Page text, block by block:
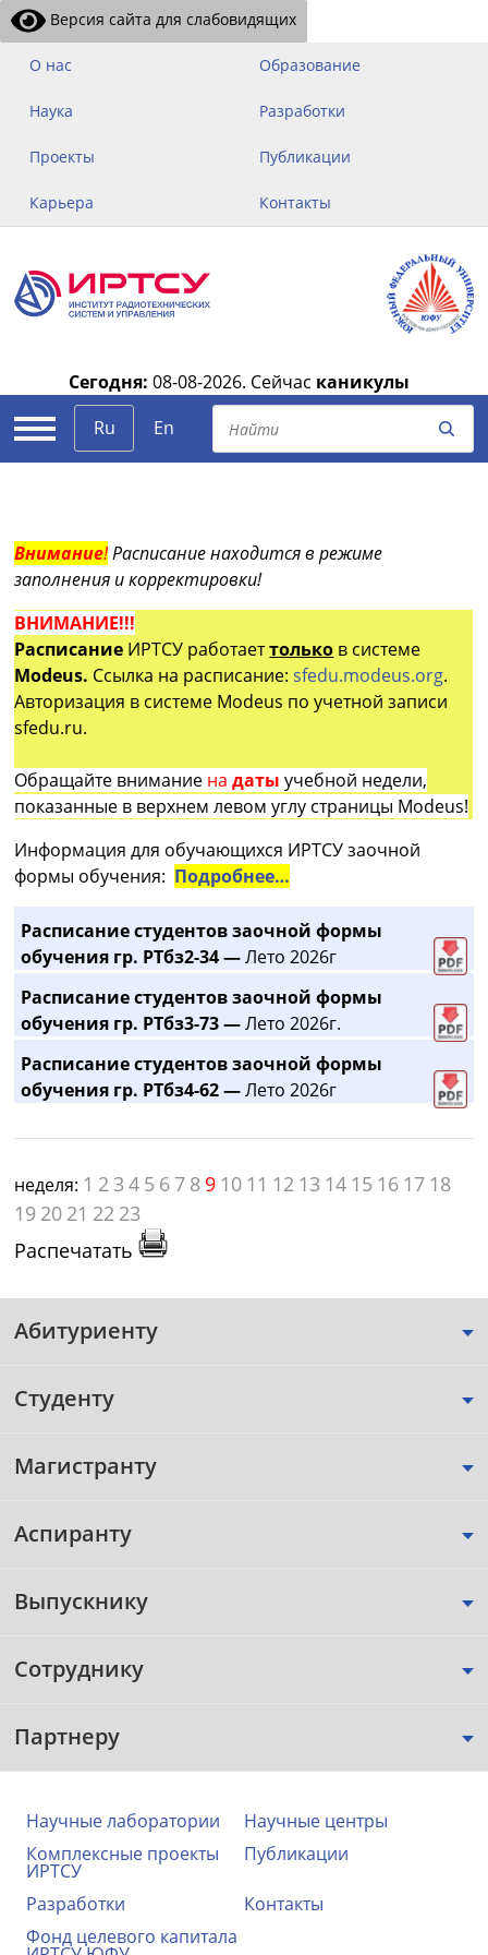
Версия сайта для слабовидящих
О нас Образование
Наука Разработки
Проекты Публикации
Карьера Контакты
Сегодня: 08-08-2026. Сейчас каникулы
Ru
En
Внимание!Расписание находится в режиме
заполнения и корректировки!
ВНИМАНИЕ!!!
Расписание ИРТСУ работаеттолько в системе
Modeus. Ссылка на расписание:sfedu.modeus.org.
Авторизация в системе Modeus по учетной записи
sfedu.ru.
Обращайте внимание на датыучебной недели,
показанные в верхнем левом углу страницы Modeus!
Информация для обучающихся ИРТСУ заочной
формы обучения: Подробнее…
Расписание студентов заочной формы
обучения гр. РТбз2-34 —Лето 2026г
Расписание студентов заочной формы
обучения гр. РТбз3-73 —Лето 2026г.
Расписание студентов заочной формы
обучения гр. РТбз4-62 —Лето 2026г
неделя: 1 2 3 4 5 6 7 8 9 10 11 12 13 14 15 16 17 18
19 20 21 22 23
Распечатать
Абитуриенту
Студенту
Магистранту
Аспиранту
Выпускнику
Сотруднику
Партнеру
Научные лаборатории
Научные центры
Комплексные проекты
ИРТСУ
Публикации
Разработки
Контакты
Фонд целевого капитала